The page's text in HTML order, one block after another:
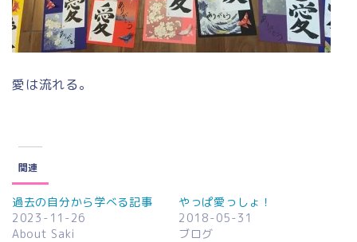
愛は流れる。
関連
過去の自分から学べる記事
2023-11-26
About Saki
やっぱ愛っしょ！
2018-05-31
ブログ